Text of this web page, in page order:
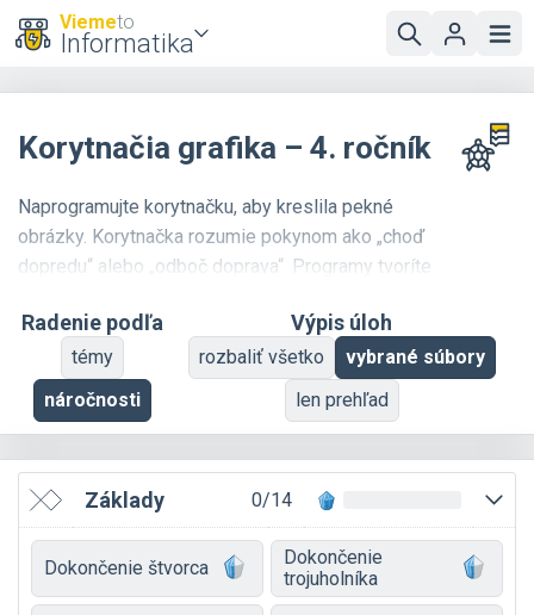
Viemeto
Informatika
Korytnačia grafika – 4. ročník
Naprogramujte korytnačku, aby kreslila pekné
obrázky. Korytnačka rozumie pokynom ako „choď
dopredu“ alebo „odboč doprava“. Programy tvoríte
Základné úlohy sú jednoduché a zvládnu ich aj
deti na prvom stupni ZŠ. Korytnačka je však
šikovná a zabaví aj zdatných programátorov –
dokáže napríklad aj elegantné fraktály. Pokročilí
korytnačka, v ktorom sa korytnačka programuje
textovo.
Záujemcovia nájdu viac informácií o korytnačej
grafike vknižke od jedného z autorov projektu
Vieme programovať.
Radenie podľa
témy
náročnosti
Výpis úloh
rozbaliť všetko
vybrané súbory
len prehľad
Základy 0/14
Dokončenie štvorca
Dokončenie
trojuholníka